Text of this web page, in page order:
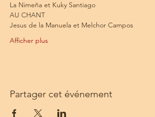
La Nimeña et Kuky Santiago
AU CHANT
Jesus de la Manuela et Melchor Campos
Afficher plus
Partager cet événement